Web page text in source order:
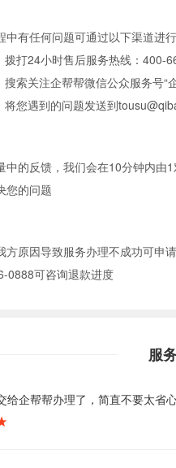
中有任何问题可通过以下渠道进
拨打24小时售后服务热线：400-
索关注企帮帮微信公众服务号“
将您遇到的问题发送到
中的反馈，我们会在10分钟内由
您的问题
方原因导致服务办理不成功可申
0888可咨询退款进度
服
给企帮帮办理了，简直不要太省